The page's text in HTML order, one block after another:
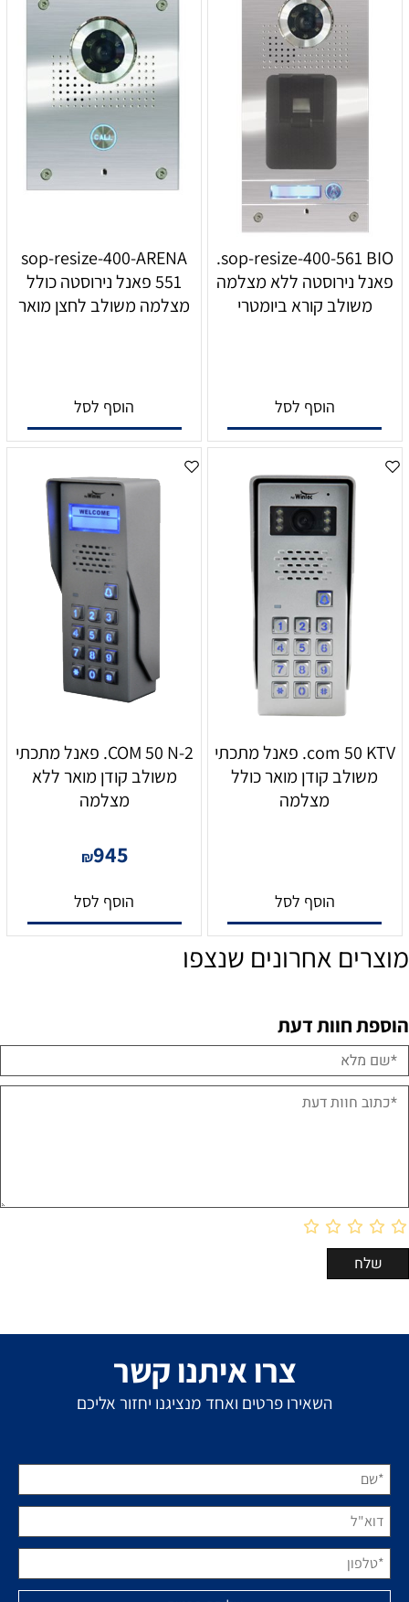
sop-resize-400-561 BIO.
פאנל נירוסטה ללא מצלמה
משולב קורא ביומטרי
הוסף לסל
sop-resize-400-ARENA
551 פאנל נירוסטה כולל
מצלמה משולב לחצן מואר
הוסף לסל
com 50 KTV. פאנל מתכתי
משולב קודן מואר כולל
מצלמה
הוסף לסל
COM 50 N-2. פאנל מתכתי
משולב קודן מואר ללא
מצלמה
₪945
הוסף לסל
מוצרים אחרונים שנצפו
הוספת חוות דעת
צרו איתנו קשר
השאירו פרטים ואחד מנציגנו יחזור אליכם